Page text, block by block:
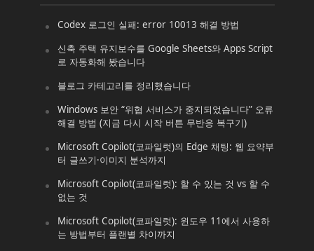
Codex 로그인 실패: error 10013 해결 방법
신축 주택 유지보수를 Google Sheets와 Apps Script
로 자동화해 봤습니다
블로그 카테고리를 정리했습니다
Windows 보안 “위협 서비스가 중지되었습니다” 오류
해결 방법 (지금 다시 시작 버튼 무반응 복구기)
Microsoft Copilot(코파일럿)의 Edge 채팅: 웹 요약부
터 글쓰기·이미지 분석까지
Microsoft Copilot(코파일럿): 할 수 있는 것 vs 할 수
없는 것
Microsoft Copilot(코파일럿): 윈도우 11에서 사용하
는 방법부터 플랜별 차이까지